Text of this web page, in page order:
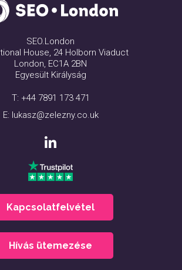
SEO.London
House, 24 Holborn Viaduct
London, EC1A 2BN
Egyesült Királyság
T: +44 7891 173 471
E: lukasz@zelezny.co.uk
Kapcsolatfelvétel
Hívás ütemezése